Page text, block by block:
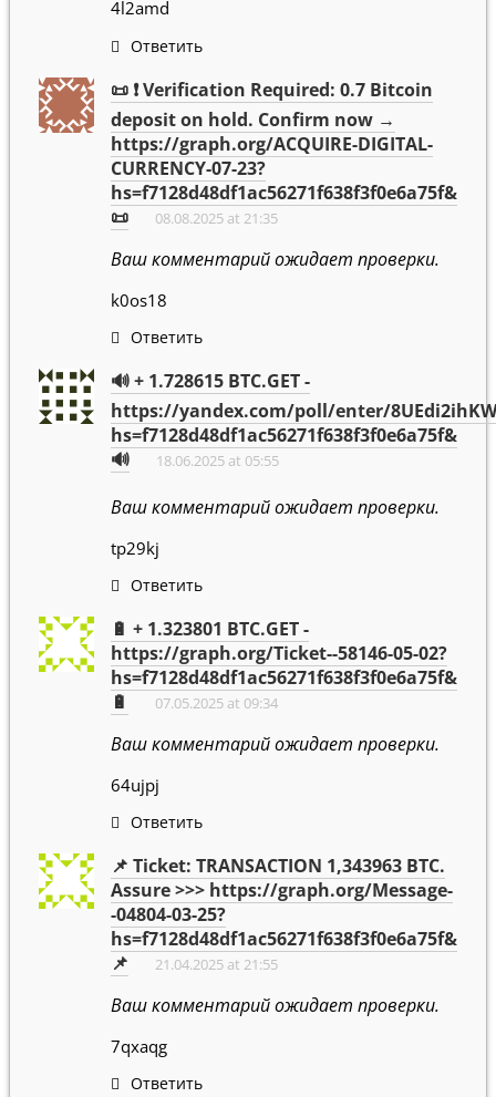
4l2amd
Ответить
📜 ❗ Verification Required: 0.7 Bitcoin
deposit on hold. Confirm now →
https://graph.org/ACQUIRE-DIGITAL-
CURRENCY-07-23?
hs=f7128d48df1ac56271f638f3f0e6a75f&
📜
08.08.2025 at 21:35
Ваш комментарий ожидает проверки.
k0os18
Ответить
🔊 + 1.728615 BTC.GET -
https://yandex.com/poll/enter/
hs=f7128d48df1ac56271f638f3f0e6a75f&
🔊
18.06.2025 at 05:55
Ваш комментарий ожидает проверки.
tp29kj
Ответить
🔋 + 1.323801 BTC.GET -
https://graph.org/Ticket--58146-05-02?
hs=f7128d48df1ac56271f638f3f0e6a75f&
🔋
07.05.2025 at 09:34
Ваш комментарий ожидает проверки.
64ujpj
Ответить
📌 Ticket: TRANSACTION 1,343963 BTC.
Assure >>> https://graph.org/Message-
-04804-03-25?
hs=f7128d48df1ac56271f638f3f0e6a75f&
📌
21.04.2025 at 21:55
Ваш комментарий ожидает проверки.
7qxaqg
Ответить